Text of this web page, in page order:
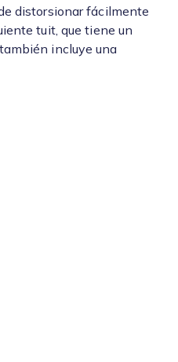
distorsionar fácilmente
tuit, que tiene un
incluye una